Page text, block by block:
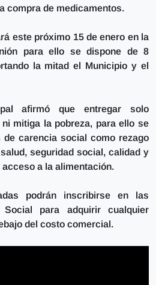
compra de medicamentos.
este próximo 15 de enero en la
para ello se dispone de 8
la mitad el Municipio y el
afirmó que entregar solo
mitiga la pobreza, para ello se
de carencia social como rezago
seguridad social, calidad y
a la alimentación.
podrán inscribirse en las
para adquirir cualquier
del costo comercial.